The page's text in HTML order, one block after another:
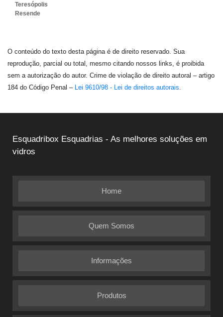
Teresópolis
Resende
O conteúdo do texto desta página é de direito reservado. Sua
reprodução, parcial ou total, mesmo citando nossos links, é proibida
sem a autorização do autor. Crime de violação de direito autoral – artigo
184 do Código Penal – Lei 9610/98 - Lei de direitos autorais.
Esquadribox Esquadrias - As melhores soluções em
vidros
Home
Quem Somos
Informações
Produtos